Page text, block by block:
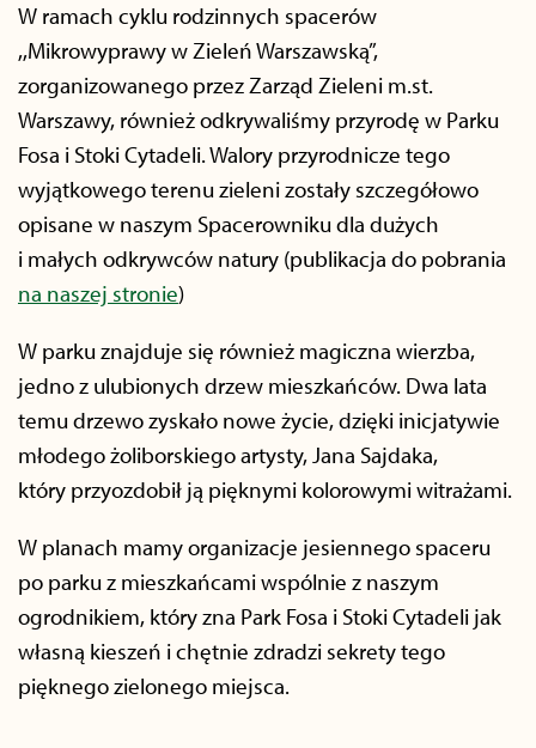
W ramach cyklu rodzinnych spacerów
,,Mikrowyprawy w Zieleń Warszawską”,
zorganizowanego przez Zarząd Zieleni m.st.
Warszawy, również odkrywaliśmy przyrodę w Parku
Fosa i Stoki Cytadeli. Walory przyrodnicze tego
wyjątkowego terenu zieleni zostały szczegółowo
opisane w naszym Spacerowniku dla dużych
i małych odkrywców natury (publikacja do pobrania
na naszej stronie)
W parku znajduje się również magiczna wierzba,
jedno z ulubionych drzew mieszkańców. Dwa lata
temu drzewo zyskało nowe życie, dzięki inicjatywie
młodego żoliborskiego artysty, Jana Sajdaka,
który przyozdobił ją pięknymi kolorowymi witrażami.
W planach mamy organizacje jesiennego spaceru
po parku z mieszkańcami wspólnie z naszym
ogrodnikiem, który zna Park Fosa i Stoki Cytadeli jak
własną kieszeń i chętnie zdradzi sekrety tego
pięknego zielonego miejsca.